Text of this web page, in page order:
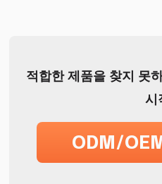
적합한 제품을 찾지 못
시
ODM/